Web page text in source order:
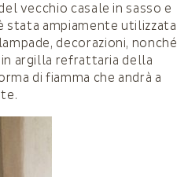
vecchio casale in sasso e
stata ampiamente utilizzata
decorazioni, nonché
argilla refrattaria della
di fiamma che andrà a